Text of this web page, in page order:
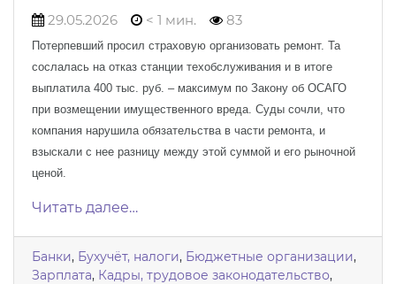
29.05.2026 < 1 мин. 83
Потерпевший просил страховую организовать ремонт. Та
сослалась на отказ станции техобслуживания и в итоге
выплатила 400 тыс. руб. – максимум по Закону об ОСАГО
при возмещении имущественного вреда. Суды сочли, что
компания нарушила обязательства в части ремонта, и
взыскали с нее разницу между этой суммой и его рыночной
ценой.
Читать далее…
Банки, Бухучёт, налоги, Бюджетные организации,
Зарплата, Кадры, трудовое законодательство,